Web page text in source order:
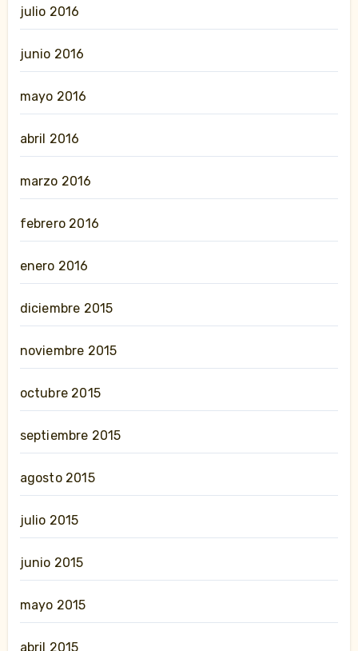
julio 2016
junio 2016
mayo 2016
abril 2016
marzo 2016
febrero 2016
enero 2016
diciembre 2015
noviembre 2015
octubre 2015
septiembre 2015
agosto 2015
julio 2015
junio 2015
mayo 2015
abril 2015